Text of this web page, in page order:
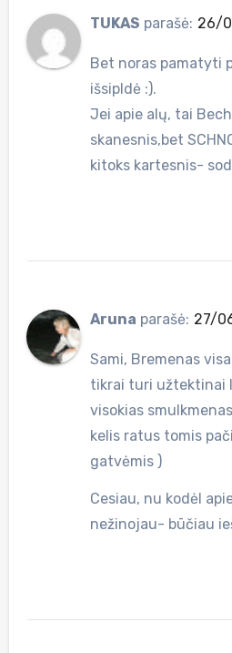
TUKAS parašė: 26/
Bet noras pamatyti
išsipldė :).
Jei apie alų, tai
skanesnis,bet
kitoks kartesnis-
Aruna parašė: 27/
Sami, Bremenas
tikrai turi užtektinai
visokias
kelis ratus tomis
gatvėmis )
Cesiau, nu kodėl
nežinojau- būčiau